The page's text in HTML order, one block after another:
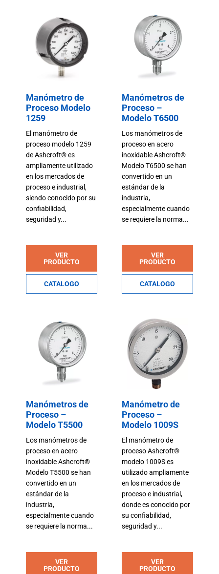
Manómetro de
Proceso Modelo
1259
El manómetro de
proceso modelo 1259
de Ashcroft® es
ampliamente utilizado
en los mercados de
proceso e industrial,
siendo conocido por su
confiabilidad,
seguridad y...
VER
PRODUCTO
CATALOGO
Manómetros de
Proceso –
Modelo T6500
Los manómetros de
proceso en acero
inoxidable Ashcroft®
Modelo T6500 se han
convertido en un
estándar de la
industria,
especialmente cuando
se requiere la norma...
VER
PRODUCTO
CATALOGO
Manómetros de
Proceso –
Modelo T5500
Los manómetros de
proceso en acero
inoxidable Ashcroft®
Modelo T5500 se han
convertido en un
estándar de la
industria,
especialmente cuando
se requiere la norma...
VER
PRODUCTO
Manómetro de
Proceso –
Modelo 1009S
El manómetro de
proceso Ashcroft®
modelo 1009S es
utilizado ampliamente
en los mercados de
proceso e industrial,
donde es conocido por
su confiabilidad,
seguridad y...
VER
PRODUCTO